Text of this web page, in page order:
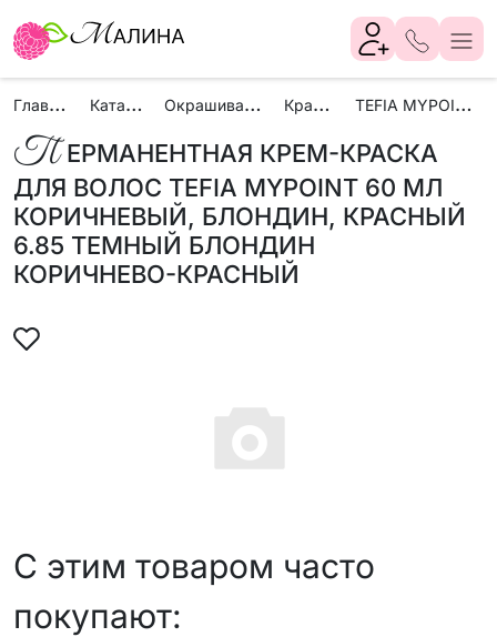
Г
лавная К
аталог О
крашивание К
раски T
EFIA MYPOINT
П ЕРМАНЕНТНАЯ КРЕМ-КРАСКА
ДЛЯ ВОЛОС TEFIA MYPOINT 60 МЛ
КОРИЧНЕВЫЙ, БЛОНДИН, КРАСНЫЙ
6.85 ТЕМНЫЙ БЛОНДИН
КОРИЧНЕВО-КРАСНЫЙ
С этим товаром часто
покупают: